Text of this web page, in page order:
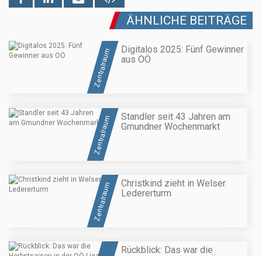
ÄHNLICHE BEITRÄGE
Zentralraum
Digitalos 2025: Fünf Gewinner
aus OÖ
Zentralraum
Standler seit 43 Jahren am
Gmundner Wochenmarkt
Zentralraum
Christkind zieht in Welser
Ledererturm
Rückblick: Das war die